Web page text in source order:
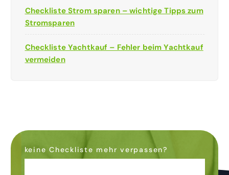
Checkliste Strom sparen – wichtige Tipps zum
Stromsparen
Checkliste Yachtkauf – Fehler beim Yachtkauf
vermeiden
keine Checkliste mehr verpassen?